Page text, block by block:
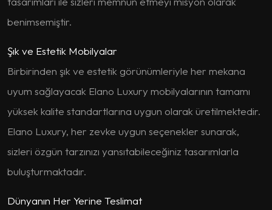
benimsemiştir.
Şık ve Estetik Mobilyalar
Birbirinden şık ve estetik görünümleriyle her mekana
uyum sağlayacak Elano Luxury mobilyalarının tamamı
yüksek kalite standartlarına uygun olarak üretilmektedir.
Elano Luxury, her zevke uygun seçenekler sunarak,
sizleri özgün tarzınızı yansıtabileceğiniz tasarımlarla
buluşturmaktadır.
Dünyanın Her Yerine Teslimat